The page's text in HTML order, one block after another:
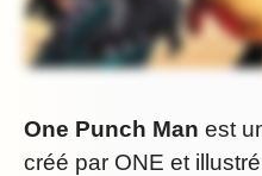
One Punch Man est
créé par ONE et